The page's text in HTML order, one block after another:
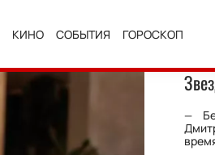
КИНО СОБЫТИЯ ГОРОСКОП